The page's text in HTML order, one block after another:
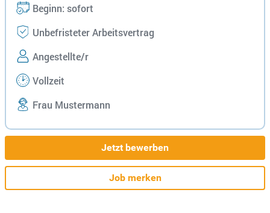
Beginn: sofort
Unbefristeter Arbeitsvertrag
Angestellte/r
Vollzeit
Frau Mustermann
Jetzt bewerben
Job merken